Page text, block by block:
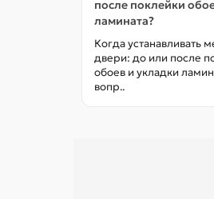
после поклейки
ламината?
Когда устанавливать
двери: до или после
обоев и укладки
вопр..